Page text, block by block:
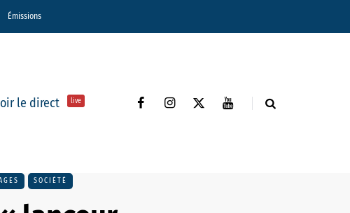
Émissions
le direct live
SOCIÉTÉ